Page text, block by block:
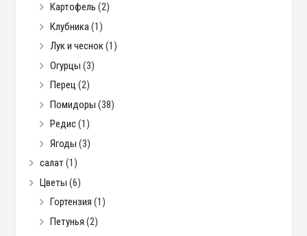
Картофель (2)
Клубника(1)
Лук и чеснок(1)
Огурцы (3)
Перец (2)
Помидоры (38)
Редис(1)
Ягоды (3)
салат(1)
Цветы (6)
Гортензия (1)
Петунья (2)